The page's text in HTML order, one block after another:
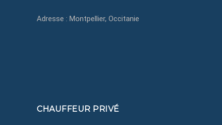
Adresse : Montpellier, Occitanie
CHAUFFEUR PRIVÉ